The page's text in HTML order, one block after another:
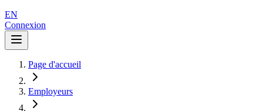
EN
Connexion
Page d'accueil
Employeurs